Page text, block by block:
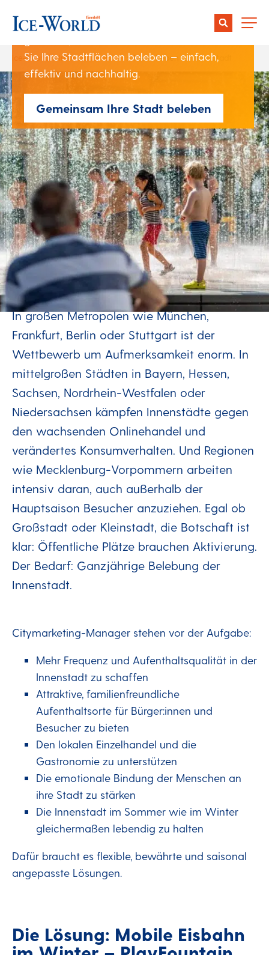
Ice-World> Informationsbank >Mehr Leben für Ihre Stadt
Doch genau hier liegt Ihre Chance: Mit
Sie Ihre Stadtflächen beleben – einfach,
effektiv und nachhaltig.
Gemeinsam Ihre Stadt beleben
Wie Citymarketing-
Manager in Deutschland
ihre Innenstädte das
ganze Jahr über beleben
können
In großen Metropolen wie München,
Frankfurt, Berlin oder Stuttgart ist der
Wettbewerb um Aufmerksamkeit enorm. In
mittelgroßen Städten in Bayern, Hessen,
Sachsen, Nordrhein-Westfalen oder
Niedersachsen kämpfen Innenstädte gegen
den wachsenden Onlinehandel und
verändertes Konsumverhalten. Und Regionen
wie Mecklenburg-Vorpommern arbeiten
intensiv daran, auch außerhalb der
Hauptsaison Besucher anzuziehen. Egal ob
Großstadt oder Kleinstadt, die Botschaft ist
klar: Öffentliche Plätze brauchen Aktivierung.
Der Bedarf: Ganzjährige Belebung der
Innenstadt.
Citymarketing-Manager stehen vor der Aufgabe:
Mehr Frequenz und Aufenthaltsqualität in der
Innenstadt zu schaffen
Attraktive, familienfreundliche
Aufenthaltsorte für Bürger:innen und
Besucher zu bieten
Den lokalen Einzelhandel und die
Gastronomie zu unterstützen
Die emotionale Bindung der Menschen an
ihre Stadt zu stärken
Die Innenstadt im Sommer wie im Winter
gleichermaßen lebendig zu halten
Dafür braucht es flexible, bewährte und saisonal
angepasste Lösungen.
Die Lösung: Mobile Eisbahn